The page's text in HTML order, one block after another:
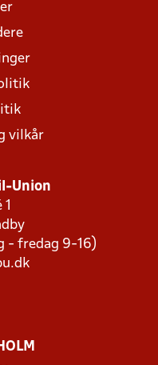
vilkår
Union
- fredag 9-16)